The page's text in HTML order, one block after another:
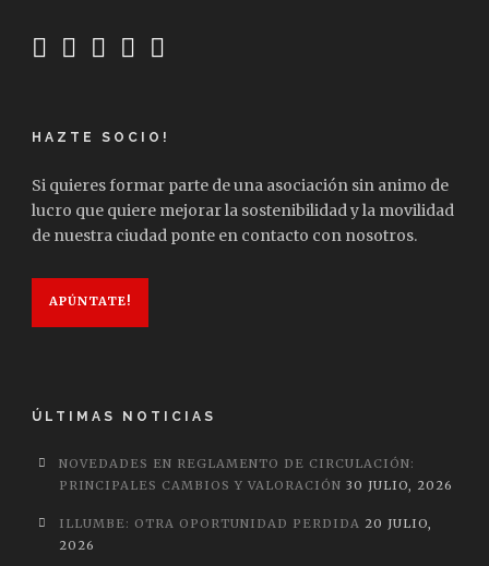
HAZTE SOCIO!
Si quieres formar parte de una asociación sin animo de
lucro que quiere mejorar la sostenibilidad y la movilidad
de nuestra ciudad ponte en contacto con nosotros.
APÚNTATE!
ÚLTIMAS NOTICIAS
NOVEDADES EN REGLAMENTO DE CIRCULACIÓN:
PRINCIPALES CAMBIOS Y VALORACIÓN 30 JULIO, 2026
ILLUMBE: OTRA OPORTUNIDAD PERDIDA 20 JULIO,
2026